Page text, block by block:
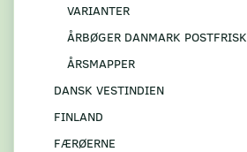
VARIANTER
ÅRBØGER DANMARK POSTFRISK
ÅRSMAPPER
DANSK VESTINDIEN
FINLAND
FÆRØERNE